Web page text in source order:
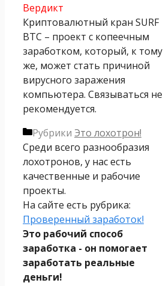
Вердикт
Криптовалютный кран SURF
BTC – проект с копеечным
заработком, который, к тому
же, может стать причиной
вирусного заражения
компьютера. Связываться не
рекомендуется.
Рубрики Это лохотрон!
Среди всего разнообразия
лохотронов, у нас есть
качественные и рабочие
проекты.
На сайте есть рубрика:
Проверенный заработок!
Это рабочий способ
заработка - он помогает
заработать реальные
деньги!